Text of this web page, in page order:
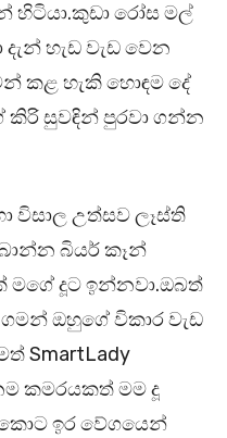
හිටියා.කුඩා රෝස මල්
හැඩ වැඩ වෙන
කළ හැකි හොඳම දේ
කිරි සුවඳින් පුරවා ගන්න
විසාල උත්සව ලෑස්ති
බියර් කෑන්
දූට ඉන්නවා.ඔබත්
ඔහුගේ විකාර වැඩ
SmartLady
කමරයකත් මම දූ
ඉර වේගයෙන්